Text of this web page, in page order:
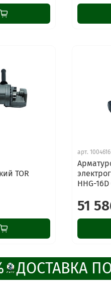
TOR
арт.1004616
HHG-
51
ДОСТАВКА
ChatApp
online